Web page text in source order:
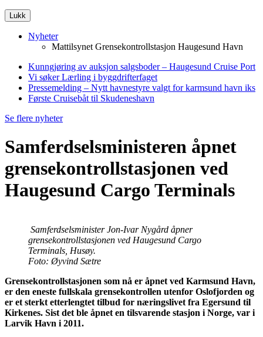
Lukk
Nyheter
Mattilsynet Grensekontrollstasjon Haugesund Havn
Kunngjøring av auksjon salgsboder – Haugesund Cruise Port
Vi søker Lærling i byggdrifterfaget
Pressemelding – Nytt havnestyre valgt for karmsund havn iks
Første Cruisebåt til Skudeneshavn
Se flere nyheter
Samferdselsministeren åpnet
grensekontrollstasjonen ved
Haugesund Cargo Terminals
Samferdselsminister Jon-Ivar Nygård åpner
grensekontrollstasjonen ved Haugesund Cargo
Terminals, Husøy.
Foto: Øyvind Sætre
Grensekontrollstasjonen som nå er åpnet ved Karmsund Havn,
er den eneste fullskala grensekontrollen utenfor Oslofjorden og
er et sterkt etterlengtet tilbud for næringslivet fra Egersund til
Kirkenes. Sist det ble åpnet en tilsvarende stasjon i Norge, var i
Larvik Havn i 2011.